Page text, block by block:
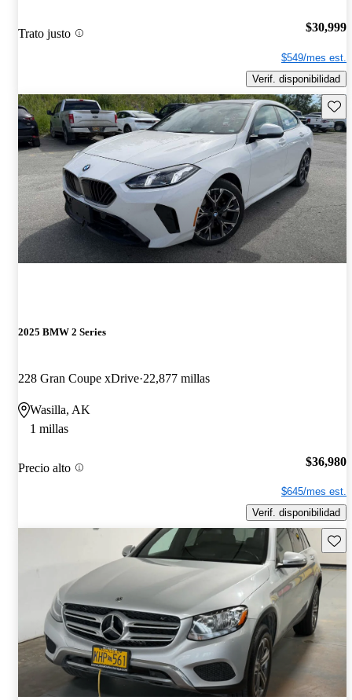
Trato justo $30,999
$549/mes est.
Verif. disponibilidad
2025 BMW 2 Series
228 Gran Coupe xDrive 22,877 millas
Wasilla, AK
1 millas
Precio alto $36,980
$645/mes est.
Verif. disponibilidad